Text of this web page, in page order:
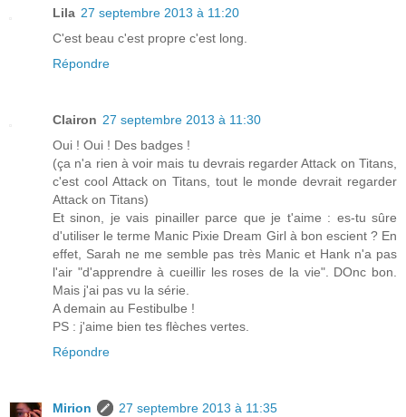
Lila 27 septembre 2013 à 11:20
C'est beau c'est propre c'est long.
Répondre
Clairon 27 septembre 2013 à 11:30
Oui ! Oui ! Des badges !
(ça n'a rien à voir mais tu devrais regarder Attack on Titans,
c'est cool Attack on Titans, tout le monde devrait regarder
Attack on Titans)
Et sinon, je vais pinailler parce que je t'aime : es-tu sûre
d'utiliser le terme Manic Pixie Dream Girl à bon escient ? En
effet, Sarah ne me semble pas très Manic et Hank n'a pas
l'air "d'apprendre à cueillir les roses de la vie". DOnc bon.
Mais j'ai pas vu la série.
A demain au Festibulbe !
PS : j'aime bien tes flèches vertes.
Répondre
Mirion
27 septembre 2013 à 11:35